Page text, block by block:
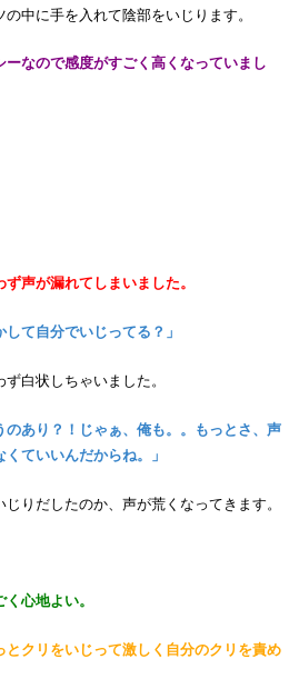
の中に手を入れて陰部をいじります。
ーなので感度がすごく高くなっていまし
ず声が漏れてしまいました。
て自分でいじってる？」
ず白状しちゃいました。
のあり？！じゃぁ、俺も。。もっとさ、声
ていいんだからね。」
りだしたのか、声が荒くなってきます。
心地よい。
とクリをいじって激しく自分のクリを責め